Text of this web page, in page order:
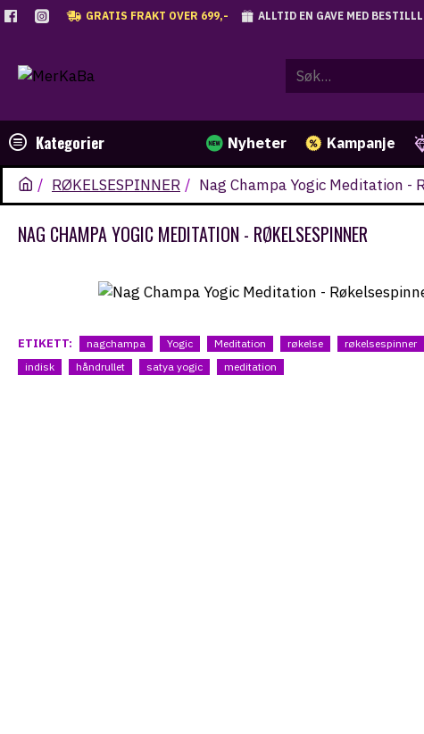
GRATIS FRAKT OVER 699,- ALLTID EN GAVE MED
Kategorier Nyheter Kampanje
RØKELSESPINNER Nag Champa Yogic Meditation -
NAG CHAMPA YOGIC MEDITATION - RØKELSESPINNER
ETIKETT: nagchampa Yogic Meditation røkelse røkelsespinner
indisk
håndrullet satya yogic meditation